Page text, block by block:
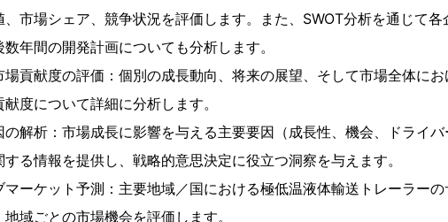
、市場シェア、競争状況を評価します。また、SWOT分析を通じて
年間の開発計画についても分析します。
場貢献度の評価：個別の成長動向、将来の展望、そして市場全体に
度について詳細に分析します。
解析：市場成長に影響を与える主要要因（成長性、機会、ドライバ
する情報を提供し、戦略的意思決定に役立つ洞察を与えます。
マーケット予測：主要地域／国における極低温液体輸送トレーラー
域ごとの市場機会を評価します。